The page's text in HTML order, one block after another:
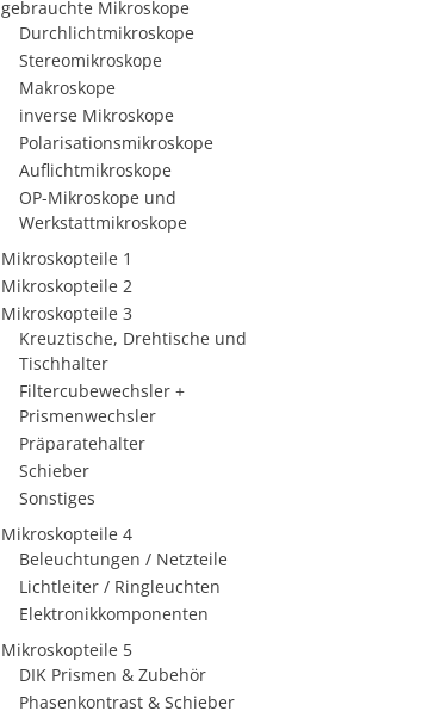
gebrauchte Mikroskope
Durchlichtmikroskope
Stereomikroskope
Makroskope
inverse Mikroskope
Polarisationsmikroskope
Auflichtmikroskope
OP-Mikroskope und
Werkstattmikroskope
Mikroskopteile 1
Mikroskopteile 2
Mikroskopteile 3
Kreuztische, Drehtische und
Tischhalter
Filtercubewechsler +
Prismenwechsler
Präparatehalter
Schieber
Sonstiges
Mikroskopteile 4
Beleuchtungen / Netzteile
Lichtleiter / Ringleuchten
Elektronikkomponenten
Mikroskopteile 5
DIK Prismen & Zubehör
Phasenkontrast & Schieber